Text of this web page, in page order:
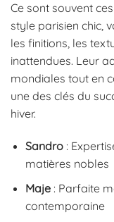
Ce sont souvent
style parisien chic,
les finitions, les
inattendues. Leur
mondiales tout en
une des clés du
hiver.
Sandro:
matières nobles
Maje: Parfaite
contemporaine